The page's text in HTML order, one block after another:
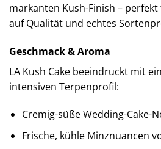
markanten Kush-Finish –
auf Qualität und echtes
Geschmack & Aroma
LA Kush Cake beeindruckt mit
intensiven Terpenprofil:
Cremig-süße Wedding-Cake-
Frische, kühle Minznuancen